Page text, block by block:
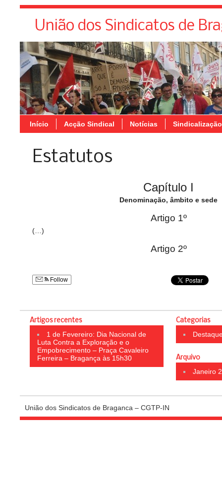
União dos Sindicatos de
Início Acção Sindical Notícias Sindicalização
Estatutos
Capítulo I
Denominação, âmbito e sede
Artigo 1º
(…)
Artigo 2º
Follow
Artigos recentes
1 de Fevereiro: Dia Nacional de
Luta Contra a Exploração e o
Empobrecimento – Praça Cavaleiro
Ferreira – Bragança às 15h30
Categorias
Arquivo
Janeiro
União dos Sindicatos de Braganca – CGTP-IN